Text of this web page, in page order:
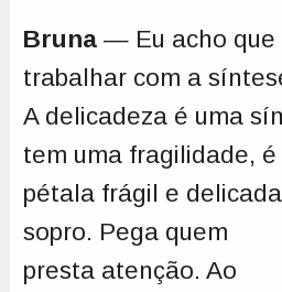
Bruna— Eu acho que
trabalhar com a
A delicadeza é uma
tem uma fragilidade,
pétala frágil e
sopro. Pega quem
presta atenção. Ao